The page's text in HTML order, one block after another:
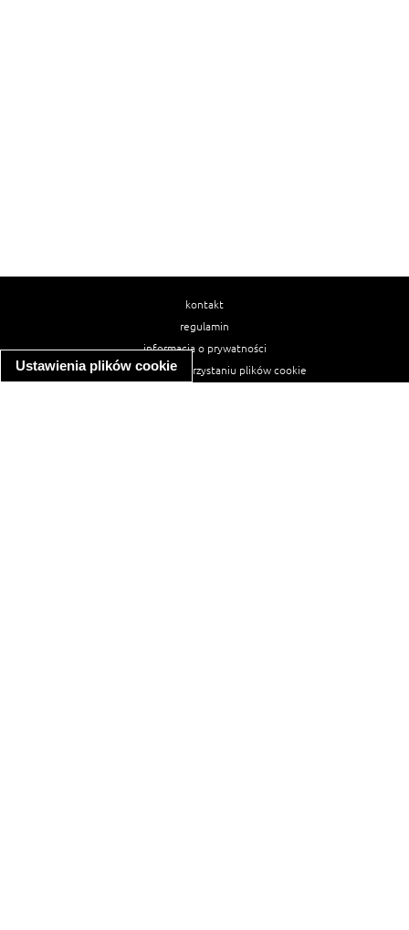
Ustawienia plików cookie
kontakt
regulamin
informacja o prywatności
informacja o wykorzystaniu plików cookie